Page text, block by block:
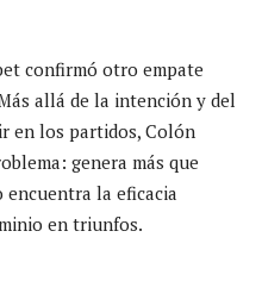
confirmó otro empate
allá de la intención y del
en los partidos, Colón
genera más que
encuentra la eficacia
en triunfos.